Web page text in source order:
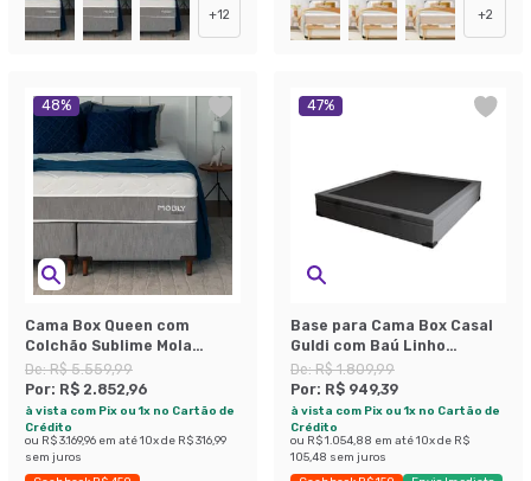
+12 +2
48%
Cama Box Queen com
Colchão Sublime Mola
Ensacada e Espuma
Viscoelástica (32x158x198)
Cinza e Branco
De:R$ 5.559,99
Por: R$ 2.852,96
à vista com Pix ou 1x no Cartão de
Crédito
ou R$ 3.169,96 em até10x de R$ 316,99
sem juros
47%
Base para Cama Box Casal
Guldi com Baú Linho
(47x138x188 cm) Cinza
De:R$ 1.809,99
Por: R$ 949,39
à vista com Pix ou 1x no Cartão de
Crédito
ou R$ 1.054,88 em até10x de R$
105,48 sem juros